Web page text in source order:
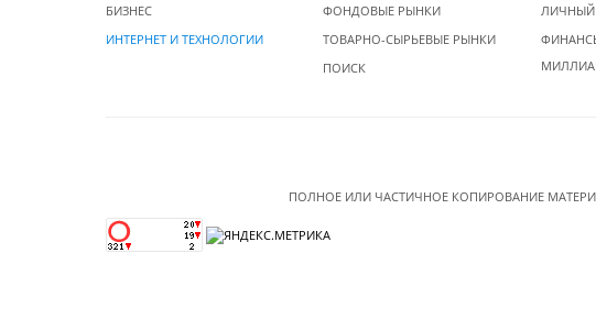
БИЗНЕС
ИНТЕРНЕТ И ТЕХНОЛОГИИ
ФОНДОВЫЕ РЫНКИ
ТОВАРНО-СЫРЬЕВЫЕ РЫНКИ
ПОИСК
ЛИЧНЫЙ
ПОЛНОЕ ИЛИ ЧАСТИЧНОЕ КОПИРОВАНИЕ